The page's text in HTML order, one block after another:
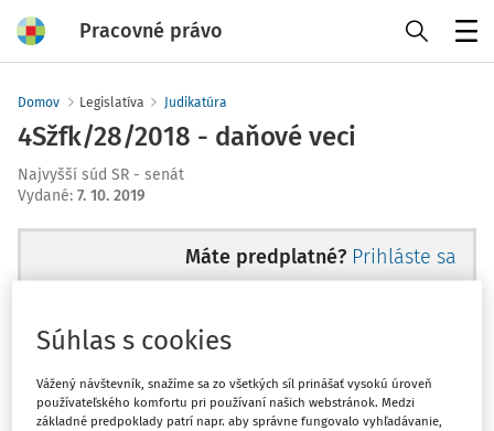
Pracovné právo
Domov Legislatíva Judikatúra
4Sžfk/28/2018 - daňové veci
Najvyšší súd SR - senát
Vydané: 7. 10. 2019
Máte predplatné? Prihláste sa
Tento dokument je len pre
predplatiteľov VIP.
Súhlas s cookies
Vážený návštevník, snažíme sa zo všetkých síl prinášať vysokú úroveň
používateľského komfortu pri používaní našich webstránok. Medzi
základné predpoklady patrí napr. aby správne fungovalo vyhľadávanie,